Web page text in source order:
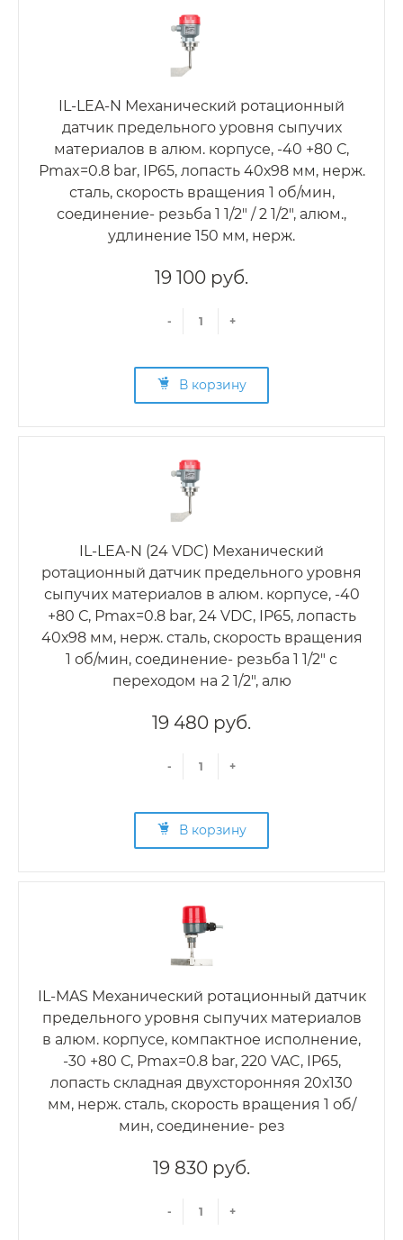
IL-LEA-N Механический ротационный
датчик предельного уровня сыпучих
материалов в алюм. корпусе, -40 +80 С,
Рmax=0.8 bar, IP65, лопасть 40х98 мм, нерж.
сталь, скорость вращения 1 об/мин,
соединение- резьба 1 1/2" / 2 1/2", алюм.,
удлинение 150 мм, нерж.
19 100 руб.
- +
В корзину
IL-LEA-N (24 VDC) Механический
ротационный датчик предельного уровня
сыпучих материалов в алюм. корпусе, -40
+80 С, Рmax=0.8 bar, 24 VDC, IP65, лопасть
40х98 мм, нерж. сталь, скорость вращения
1 об/мин, соединение- резьба 1 1/2" с
переходом на 2 1/2", алю
19 480 руб.
- +
В корзину
IL-MAS Механический ротационный датчик
предельного уровня сыпучих материалов
в алюм. корпусе, компактное исполнение,
-30 +80 С, Рmax=0.8 bar, 220 VAC, IP65,
лопасть складная двухсторонняя 20х130
мм, нерж. сталь, скорость вращения 1 об/
мин, соединение- рез
19 830 руб.
- +